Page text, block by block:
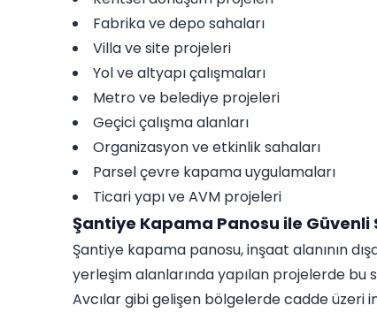
Fabrika ve depo sahaları
Villa ve site projeleri
Yol ve altyapı çalışmaları
Metro ve belediye projeleri
Geçici çalışma alanları
Organizasyon ve etkinlik sahaları
Parsel çevre kapama uygulamaları
Ticari yapı ve AVM projeleri
Şantiye Kapama Panosu ile Güvenli
Şantiye kapama panosu, inşaat alanının
yerleşim alanlarında yapılan projelerde bu
Avcılar gibi gelişen bölgelerde cadde üzeri